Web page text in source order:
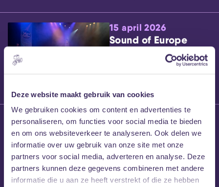
Deze website maakt gebruik van cookies
We gebruiken cookies om content en advertenties te
personaliseren, om functies voor social media te bieden
en om ons websiteverkeer te analyseren. Ook delen we
informatie over uw gebruik van onze site met onze
partners voor social media, adverteren en analyse. Deze
partners kunnen deze gegevens combineren met andere
informatie die u aan ze heeft verstrekt of die ze hebben
15 april 2026
Sound of Europe
en MEZZ slaan
handen ineen
31 maart 2026
Laatste maten
Mans Weghorst x
Blind Walls Gallery
x MEZZ shirts